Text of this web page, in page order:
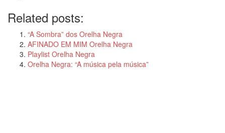
Related posts:
“A Sombra” dos Orelha Negra
AFINADO EM MIM Orelha Negra
Playlist Orelha Negra
Orelha Negra: “A música pela música”